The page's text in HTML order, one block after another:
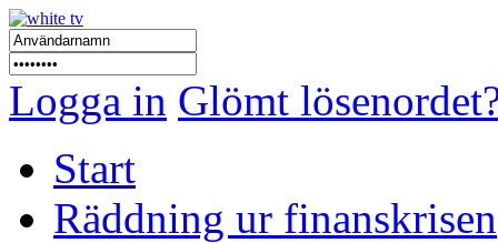
Logga in Glömt
Start
Räddning ur finanskrisen